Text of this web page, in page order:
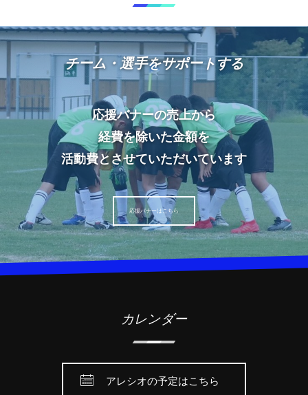
チーム・選手をサポートする
応援バナーの売上から
経費を除いた金額を
活動費とさせていただいています
応援バナーはこちら
カレンダー
アレシオの予定はこちら